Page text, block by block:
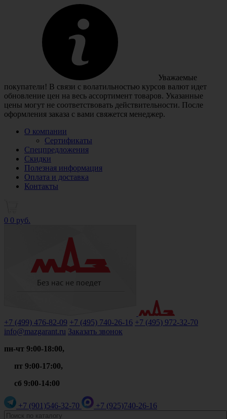
Уважаемые
покупатели! В связи с волатильностью курсов валют идет
обновление цен на весь ассортимент товаров. Указанные
цены могут не соответствовать действительности. После
оформления заказа с вами свяжется менеджер.
О компании
Сертификаты
Спецпредложения
Скидки
Полезная информация
Оплата и доставка
Контакты
0 0 руб.
+7 (499) 476-82-09 +7 (495) 740-26-16 +7 (495) 972-32-70
info@mazgarant.ru Заказать звонок
пн-чт 9:00-18:00,
пт 9:00-17:00,
сб 9:00-14:00
+7 (901)546-32-70 +7 (925)740-26-16